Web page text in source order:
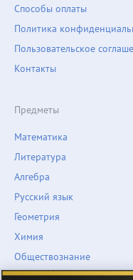
Предметы
Математика
Литература
Алгебра
Русский язык
Геометрия
Химия
Обществознание
Английский язык
Способы оплаты
Политика
Пользовательское
Контакты